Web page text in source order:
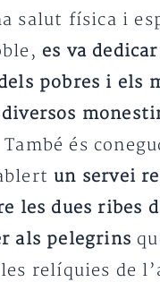
salut física i
es va
pobres i els
També és
un servei
les dues ribes
als pelegrins
relíquies de